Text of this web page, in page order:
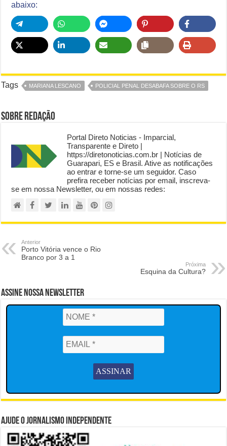
abaixo:
Tags MARIANA LESCANO POLICIAL PENAL DESABAFA SOBRE O RS
Sobre Redação
Portal Direto Noticias - Imparcial,
Transparente e Direto |
https://diretonoticias.com.br | Notícias de
Guarapari, ES e Brasil. Ative as notificações
ao entrar e torne-se um seguidor. Caso
prefira receber notícias por email, inscreva-
se em nossa Newsletter, ou em nossas redes:
Anterior
Porto Vitória vence o Rio
Branco por 3 a 1
Próxima
Esquina da Cultura?
Assine Nossa Newsletter
Ajude o Jornalismo Independente